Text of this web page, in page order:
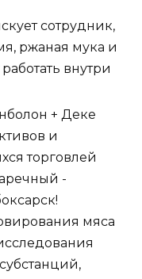
сотрудник,
ржаная мука и
внутри
+ Деке
и
торговлей
-
мяса